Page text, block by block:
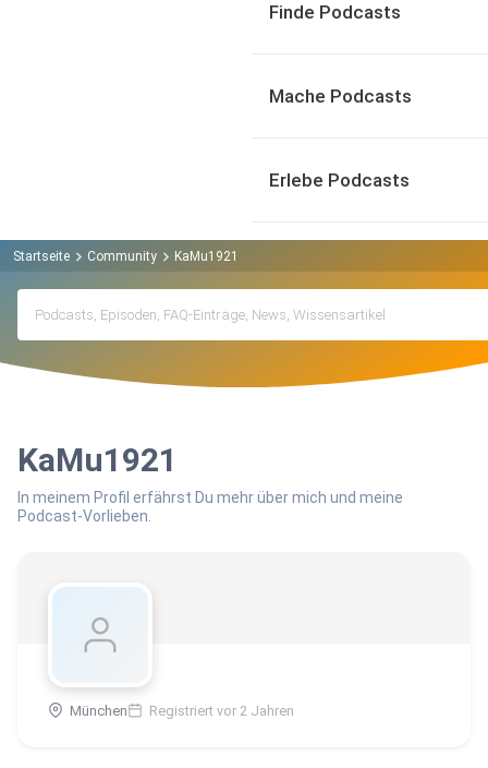
Finde Podcasts
Mache Podcasts
Erlebe Podcasts
Startseite Community KaMu1921
KaMu1921
In meinem Profil erfährst Du mehr über mich und meine
Podcast-Vorlieben.
München Registriert vor 2 Jahren